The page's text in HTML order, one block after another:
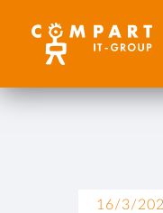
16/3/